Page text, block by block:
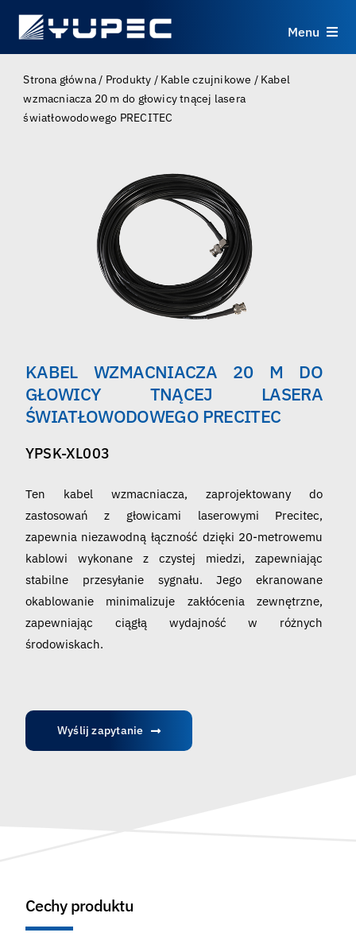
Menu
Produkty
Zastosowania
Kontakt
Polski
Strona główna/ Produkty / Kable czujnikowe / Kabel
wzmacniacza 20 m do głowicy tnącej lasera
światłowodowego PRECITEC
KABEL WZMACNIACZA 20 M DO
GŁOWICY TNĄCEJ LASERA
ŚWIATŁOWODOWEGO PRECITEC
YPSK-XL003
Ten kabel wzmacniacza, zaprojektowany do
zastosowań z głowicami laserowymi Precitec,
zapewnia niezawodną łączność dzięki 20-metrowemu
kablowi wykonane z czystej miedzi, zapewniając
stabilne przesyłanie sygnału. Jego ekranowane
okablowanie minimalizuje zakłócenia zewnętrzne,
zapewniając ciągłą wydajność w różnych
środowiskach.
Wyślij zapytanie
Cechy produktu